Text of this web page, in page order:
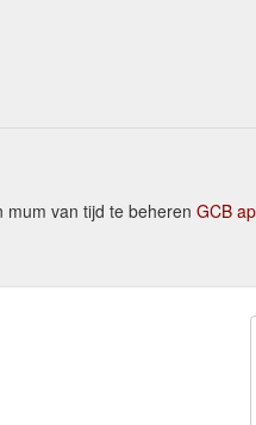
van tijd te beheren GCB